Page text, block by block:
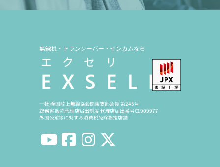
無線機・トランシーバー・インカムなら
一社)全国陸上無線協会関東支部会員 第245号
総務省 販売代理店届出制度 代理店届出番号C1909977
外国公館等に対する消費税免除指定店舗